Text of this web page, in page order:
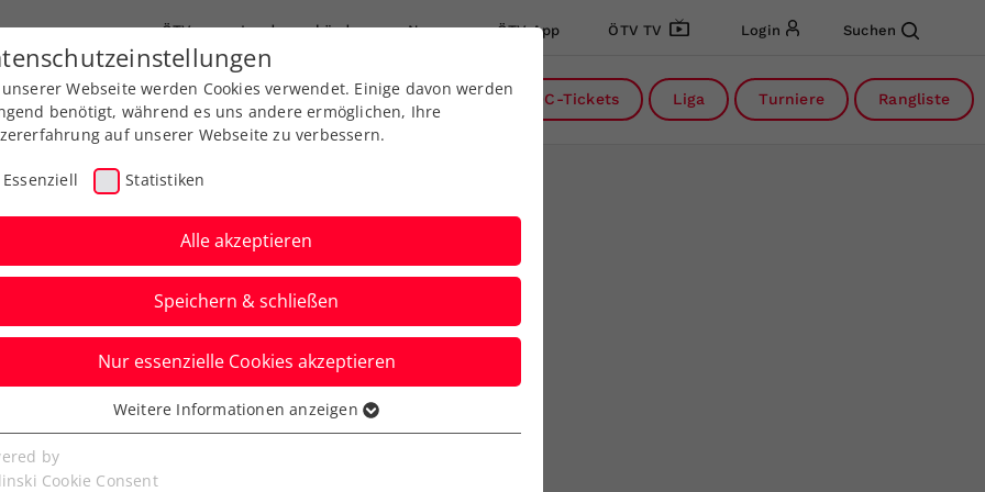
ÖTV Landesverbände News ÖTV App ÖTV TV Login Suchen
Ausbildungen Services Über uns DC-Tickets Liga Turniere Rangliste
beim Upper Austria
Webseite werden Cookies verwendet. Einige davon werden
benötigt, während es uns andere ermöglichen, Ihre
auf unserer Webseite zu verbessern.
Essenziell Statistiken
Alle akzeptieren
Speichern & schließen
Nur essenzielle Cookies akzeptieren
Cookies werden für grundlegende Funktionen der
benötigt. Dadurch ist gewährleistet, dass die Webseite
Weitere Informationen anzeigen
by
Cookie Consent